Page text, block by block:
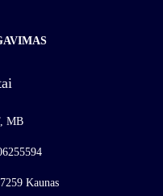
MB
Kaunas